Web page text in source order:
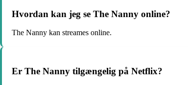
Hvordan kan jeg se The Nanny online?
The Nanny kan streames online.
Er The Nanny tilgængelig på Netflix?